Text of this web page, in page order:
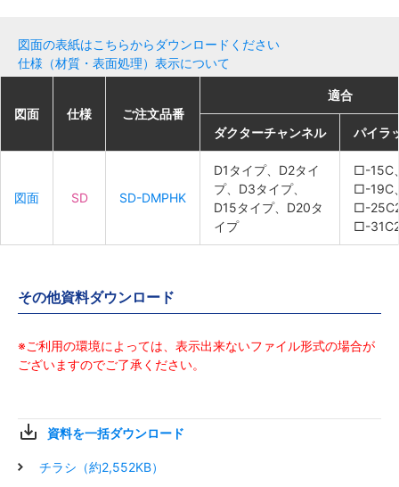
図面の表紙はこちらからダウンロードください
仕様（材質・表面処理）表示について
図面 仕様 ご注文品番
適合
ダクターチャンネル パイラ
図面 SD SD-DMPHK
D1タイプ、D2タイ
プ、D3タイプ、
D15タイプ、D20タ
イプ
□-15C
□-19C
□-
□-
図面 仕様 ご注文品番
適合
ダクターチャンネル パイラ
図面 SD SD-DMPHK
D1タイプ、D2タイ
プ、D3タイプ、
D15タイプ、D20タ
イプ
□-15C
□-19C
□-
□-
図面 仕様 ご注文品番
適合
ダクターチャンネル パイラ
図面 SD SD-DMPHK
D1タイプ、D2タイ
プ、D3タイプ、
D15タイプ、D20タ
イプ
□-15C
□-19C
□-
□-
図面 仕様 ご注文品番
適合
ダクターチャンネル パイラ
図面 SD SD-DMPHK
D1タイプ、D2タイ
プ、D3タイプ、
D15タイプ、D20タ
イプ
□-15C
□-19C
□-
□-
その他資料ダウンロード
※ご利用の環境によっては、表示出来ないファイル形式の場合が
ございますのでご了承ください。
資料を一括ダウンロード
チラシ（約2,552KB）